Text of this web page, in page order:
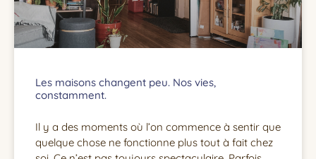
Les maisons changent peu. Nos vies,
constamment.
Il y a des moments où l’on commence à sentir que
quelque chose ne fonctionne plus tout à fait chez